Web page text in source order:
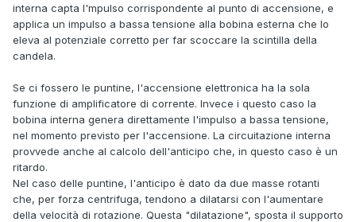
interna capta l'mpulso corrispondente al punto di accensione, e
applica un impulso a bassa tensione alla bobina esterna che lo
eleva al potenziale corretto per far scoccare la scintilla della
candela.
Se ci fossero le puntine, l'accensione elettronica ha la sola
funzione di amplificatore di corrente. Invece i questo caso la
bobina interna genera direttamente l'impulso a bassa tensione,
nel momento previsto per l'accensione. La circuitazione interna
provvede anche al calcolo dell'anticipo che, in questo caso è un
ritardo.
Nel caso delle puntine, l'anticipo è dato da due masse rotanti
che, per forza centrifuga, tendono a dilatarsi con l'aumentare
della velocità di rotazione. Questa "dilatazione", sposta il supporto